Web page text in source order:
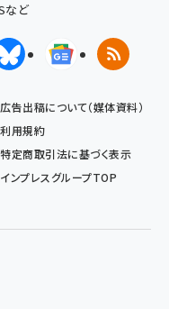
など
クス)BlueskyGoogleニュ
RSS
広告出稿について（媒体資料）
利用規約
特定商取引法に基づく表示
インプレスグループTOP